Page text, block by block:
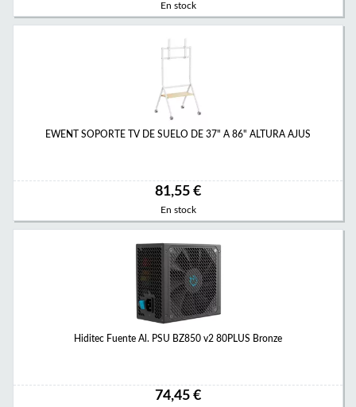
En stock
EWENT SOPORTE TV DE SUELO DE 37" A 86" ALTURA AJUS
81,55 €
En stock
Hiditec Fuente Al. PSU BZ850 v2 80PLUS Bronze
74,45 €